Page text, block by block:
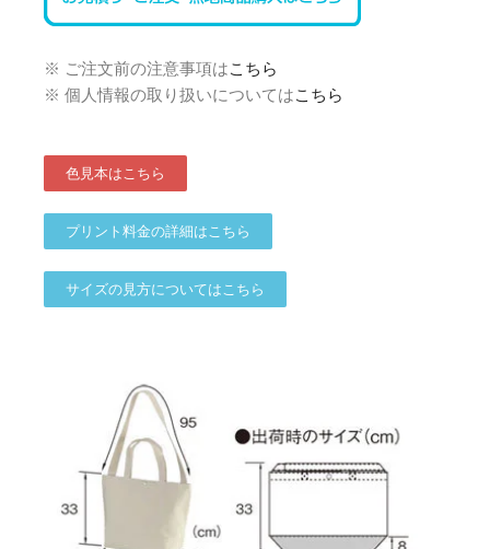
※ ご注文前の注意事項はこちら
※ 個人情報の取り扱いについてはこちら
色見本はこちら
プリント料金の詳細はこちら
サイズの見方についてはこちら